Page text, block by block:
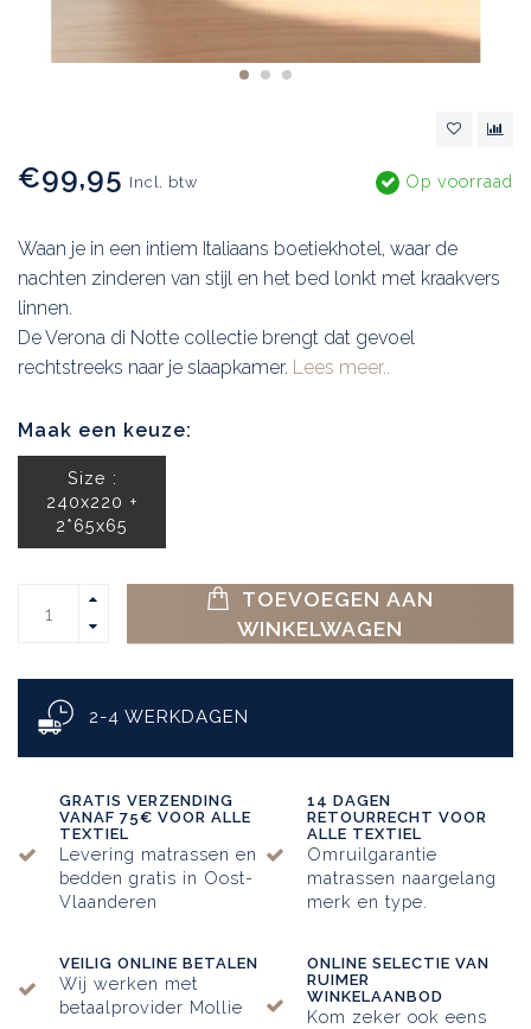
€99,95 Incl. btw Op voorraad
Waan je in een intiem Italiaans boetiekhotel, waar de
nachten zinderen van stijl en het bed lonkt met kraakvers
linnen.
De Verona di Notte collectie brengt dat gevoel
rechtstreeks naar je slaapkamer. Lees meer..
Maak een keuze:
Size :
240x220 +
2*65x65
TOEVOEGEN AAN
WINKELWAGEN
2-4 WERKDAGEN
GRATIS VERZENDING
VANAF 75€ VOOR ALLE
TEXTIEL
Levering matrassen en
bedden gratis in Oost-
Vlaanderen
14 DAGEN
RETOURRECHT VOOR
ALLE TEXTIEL
Omruilgarantie
matrassen naargelang
merk en type.
VEILIG ONLINE BETALEN
Wij werken met
betaalprovider Mollie
ONLINE SELECTIE VAN
RUIMER
WINKELAANBOD
Kom zeker ook eens